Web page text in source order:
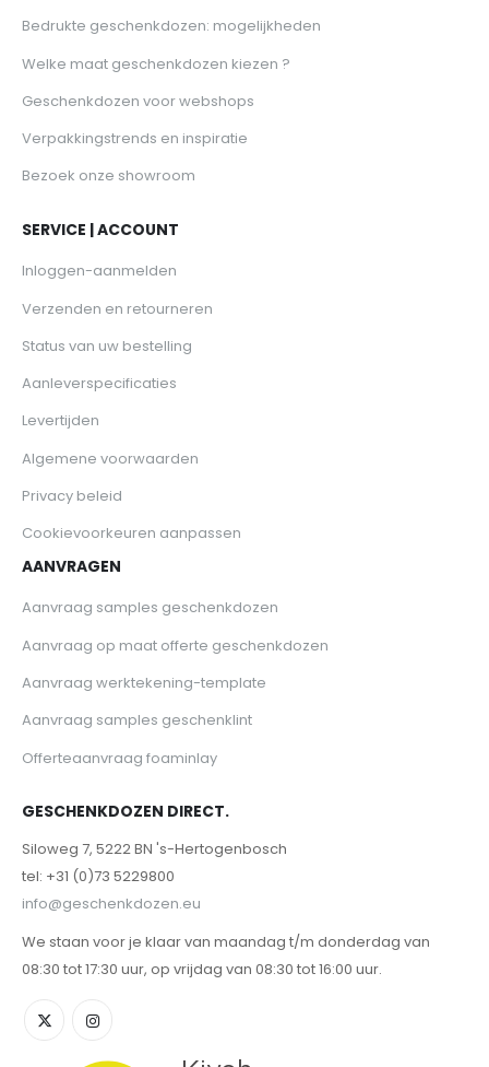
Bedrukte geschenkdozen: mogelijkheden
Welke maat geschenkdozen kiezen ?
Geschenkdozen voor webshops
Verpakkingstrends en inspiratie
Bezoek onze showroom
SERVICE | ACCOUNT
Inloggen-aanmelden
Verzenden en retourneren
Status van uw bestelling
Aanleverspecificaties
Levertijden
Algemene voorwaarden
Privacy beleid
Cookievoorkeuren aanpassen
AANVRAGEN
Aanvraag samples geschenkdozen
Aanvraag op maat offerte geschenkdozen
Aanvraag werktekening-template
Aanvraag samples geschenklint
Offerteaanvraag foaminlay
GESCHENKDOZEN DIRECT.
Siloweg 7, 5222 BN 's-Hertogenbosch
tel: +31 (0)73 5229800
info@geschenkdozen.eu
We staan voor je klaar van maandag t/m donderdag van
08:30 tot 17:30 uur, op vrijdag van 08:30 tot 16:00 uur.